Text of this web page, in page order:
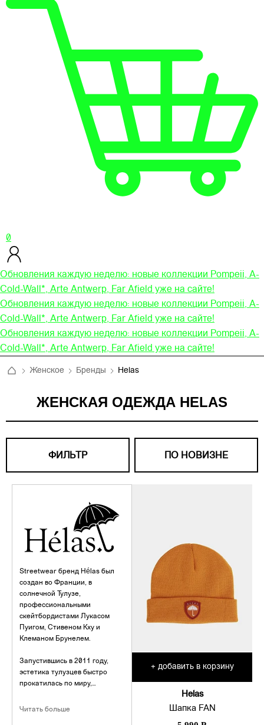
0
Обновления каждую неделю: новые коллекции Pompeii, A-
Cold-Wall*, Arte Antwerp, Far Afield уже на сайте!
Обновления каждую неделю: новые коллекции Pompeii, A-
Cold-Wall*, Arte Antwerp, Far Afield уже на сайте!
Обновления каждую неделю: новые коллекции Pompeii, A-
Cold-Wall*, Arte Antwerp, Far Afield уже на сайте!
Женское Бренды Helas
ЖЕНСКАЯ ОДЕЖДА HELAS
ФИЛЬТР ПО НОВИЗНЕ
Streetwear бренд Hélas был
создан во Франции, в
солнечной Тулузе,
профессиональными
скейтбордистами Лукасом
Пуигом, Стивеном Кху и
Клеманом Брунелем.
Запустившись в 2011 году,
эстетика тулузцев быстро
прокатилась по миру,
спортивный образ жизни
Читать больше
+ добавить в корзину
Helas
Шапка FAN